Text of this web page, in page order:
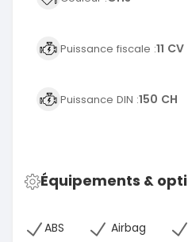
Puissance fiscale :11 CV
Puissance DIN :150 CH
Équipements &
ABS Airbag